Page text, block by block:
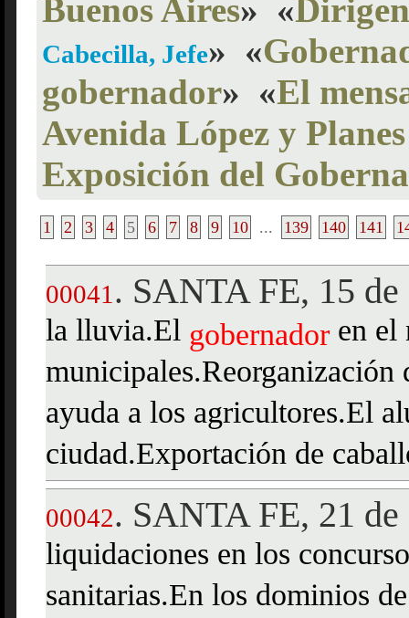
Buenos Aires» «
Cabecilla, Jefe» «
gobernador» «El
Avenida López y
Exposición del
1 2 3 4 5 6 7 8 9 10 ... 139 140 141
00041 . SANTA FE, 15
la lluvia.El gobernador en el
ayuda a los agricultores.El
ciudad.Exportación de
00042. SANTA FE, 21
liquidaciones en los
sanitarias.En los dominios